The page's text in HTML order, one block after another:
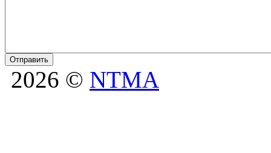
2026 © NTMA